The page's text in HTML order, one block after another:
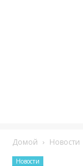
Домой Новости
Новости